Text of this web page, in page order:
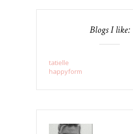
Blogs I like:
tatielle
happyform